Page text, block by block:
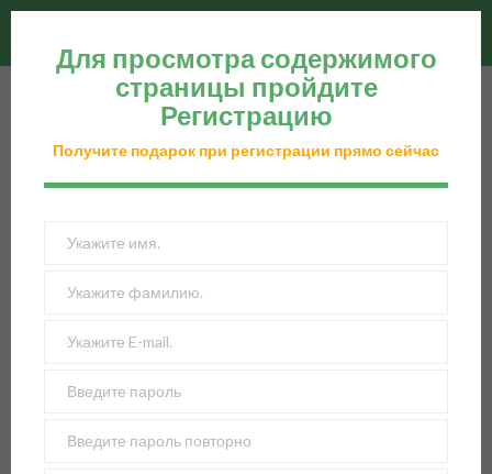
Black Friday
Черная пятница
Для просмотра содержимого
страницы пройдите
Регистрацию
Получите подарок при регистрации прямо сейчас